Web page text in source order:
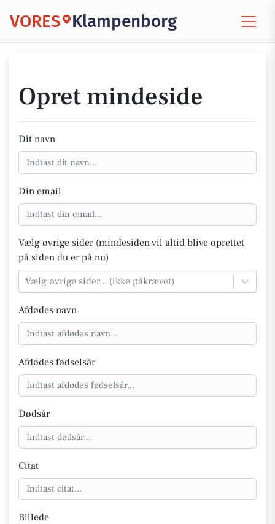
VORES Klampenborg
Opret mindeside
Dit navn
Din email
Vælg øvrige sider (mindesiden vil altid blive oprettet
på siden du er på nu)
Vælg øvrige sider... (ikke påkrævet)
Afdødes navn
Afdødes fødselsår
Dødsår
Citat
Billede